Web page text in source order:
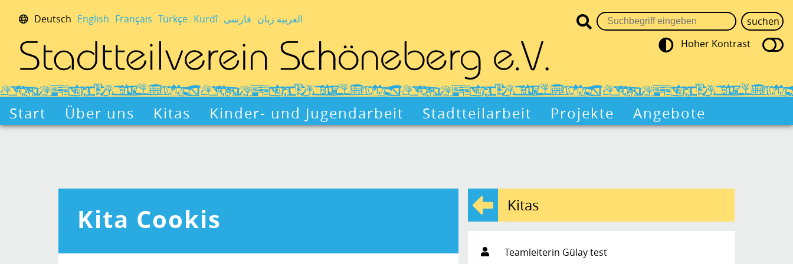
Start Über uns Kitas Kinder- und Jugendarbeit Stadtteilarbeit Projekte Angebote
Deutsch English Français Türkçe Kurdî فارسی العربية زبان
Hoher Kontrast
Kita Cookis Kitas
Teamleiterin Gülaytest